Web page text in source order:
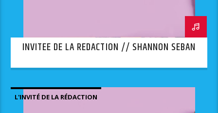
INVITEE DE LA REDACTION // SHANNON SEBAN
L'INVITÉ DE LA RÉDACTION